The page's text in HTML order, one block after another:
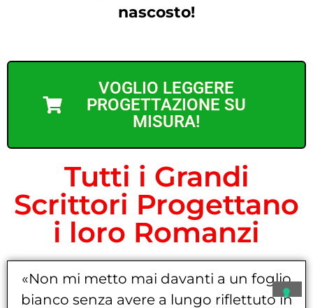
nascosto!
VOGLIO LEGGERE
PROGETTAZIONE SU
MISURA!
Tutti i Grandi
Scrittori Progettano
i loro Romanzi
«Non mi metto mai davanti a un foglio
bianco senza avere a lungo riflettuto in